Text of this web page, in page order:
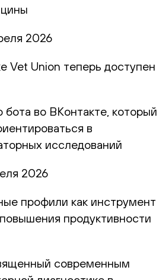
2026
Vet Union теперь доступен
бота во ВКонтакте, который
в
исследований
2026
профили как инструмент
продуктивности
современным